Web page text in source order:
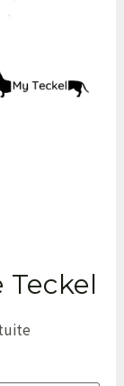
Teckel